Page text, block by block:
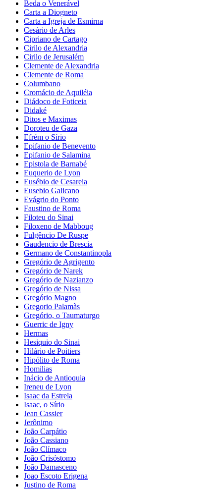
Beda o Venerável
Carta a Diogneto
Carta a Igreja de Esmirna
Cesário de Arles
Cipriano de Cartago
Cirilo de Alexandria
Cirilo de Jerusalém
Clemente de Alexandria
Clemente de Roma
Columbano
Cromácio de Aquiléia
Diádoco de Foticeia
Didaké
Ditos e Maximas
Doroteu de Gaza
Efrém o Sírio
Epifanio de Benevento
Epifanio de Salamina
Epistola de Barnabé
Euquerio de Lyon
Eusébio de Cesareia
Eusebio Galicano
Evágrio do Ponto
Faustino de Roma
Filoteu do Sinai
Filoxeno de Mabboug
Fulgêncio De Ruspe
Gaudencio de Brescia
Germano de Constantinopla
Gregório de Agrigento
Gregório de Narek
Gregório de Nazianzo
Gregório de Nissa
Gregório Magno
Gregorio Palamàs
Gregório, o Taumaturgo
Guerric de Igny
Hermas
Hesiquio do Sinai
Hilário de Poitiers
Hipólito de Roma
Homilias
Inácio de Antioquia
Ireneu de Lyon
Isaac da Estrela
Isaac, o Sírio
Jean Cassier
Jerônimo
João Carpátio
João Cassiano
João Clímaco
João Crisóstomo
João Damasceno
Joao Escoto Erigena
Justino de Roma